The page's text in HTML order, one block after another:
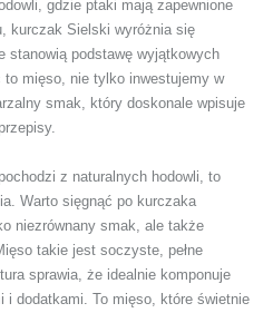
gdzie ptaki mają zapewnione
kurczak Sielski wyróżnia się
stanowią podstawę wyjątkowych
mięso, nie tylko inwestujemy w
smak, który doskonale wpisuje
z naturalnych hodowli, to
Warto sięgnąć po kurczaka
niezrównany smak, ale także
takie jest soczyste, pełne
sprawia, że idealnie komponuje
i dodatkami. To mięso, które świetnie